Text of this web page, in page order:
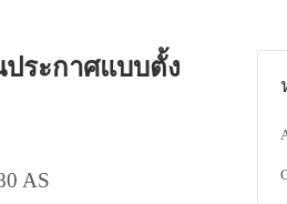
ประกาศแบบตั้ง
AS